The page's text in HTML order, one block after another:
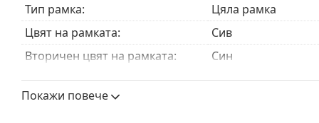
Тип рамка:
Цяла рамка
Цвят на рамката:
Сив
Вторичен цвят на рамката:
Син
Материал на рамката:
Пластмаса
Размер:
Покажи повече